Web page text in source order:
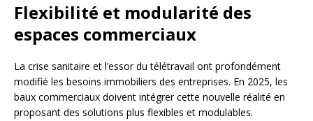
Flexibilité et modularité des
espaces commerciaux
La crise sanitaire et l’essor du télétravail ont profondément
modifié les besoins immobiliers des entreprises. En 2025, les
baux commerciaux doivent intégrer cette nouvelle réalité en
proposant des solutions plus flexibles et modulables.